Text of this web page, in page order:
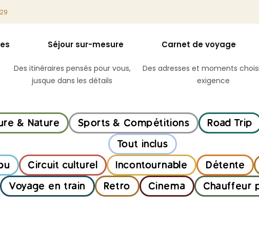
Séjour sur-mesure Carnet de voyage
Voyage sur-mesure
Des itinéraires pensés pour vous,
jusque dans les détails
Sélection
Des adresses et moments
exigence
& Nature Sports & Compétitions Road Trip
Tout inclus
Circuit culturel Incontournable Détente
Voyage en train Retro Cinema Chauffeur